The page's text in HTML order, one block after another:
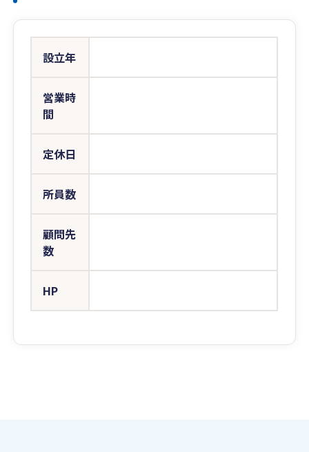
設立年
営業時
間
定休日
所員数
顧問先
数
HP